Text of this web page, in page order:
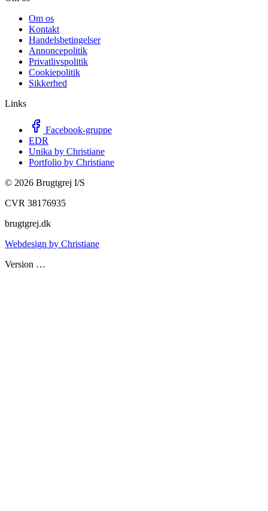
Om os
Kontakt
Handelsbetingelser
Annoncepolitik
Privatlivspolitik
Cookiepolitik
Sikkerhed
Links
Facebook-gruppe
EDR
Unika by Christiane
Portfolio by Christiane
© 2026 Brugtgrej I/S
CVR 38176935
brugtgrej.dk
Webdesign by Christiane
Version …